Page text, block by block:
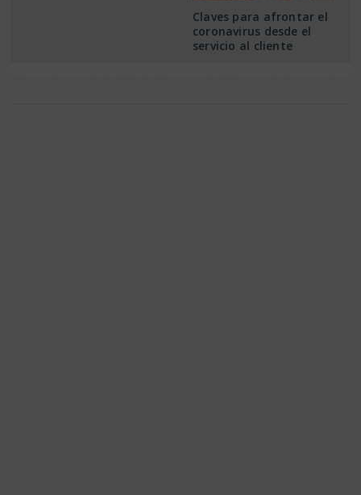
Claves para afrontar el
coronavirus desde el
servicio al cliente